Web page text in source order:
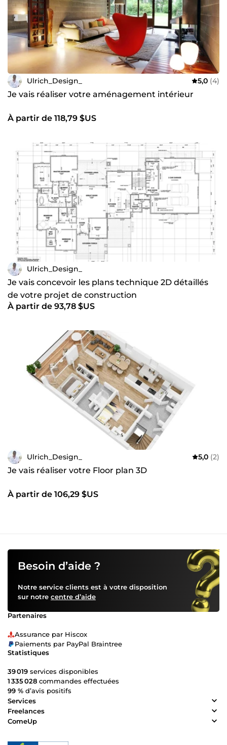
Ulrich_Design_ 5,0 (4)
Je vais réaliser votre aménagement intérieur
À partir de 118,79 $US
Ulrich_Design_
Je vais concevoir les plans technique 2D détaillés
de votre projet de construction
À partir de 93,78 $US
Ulrich_Design_ 5,0 (2)
Je vais réaliser votre Floor plan 3D
À partir de 106,29 $US
Besoin d’aide ?
Notre service clients est à votre disposition
sur notre centre d’aide
Partenaires
Assurance par Hiscox
Paiements par PayPal Braintree
Statistiques
39 019 services disponibles
1 335 028 commandes effectuées
99 % d’avis positifs
Services
Freelances
ComeUp